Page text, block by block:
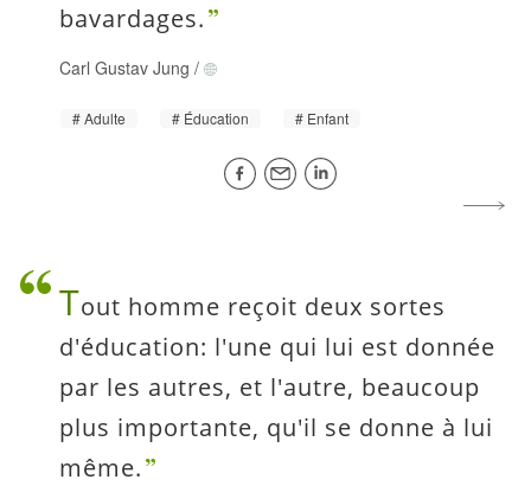
bavardages.
Carl Gustav Jung /
Adulte Éducation Enfant
Tout homme reçoit deux sortes
d'éducation: l'une qui lui est donnée
par les autres, et l'autre, beaucoup
plus importante, qu'il se donne à lui
même.